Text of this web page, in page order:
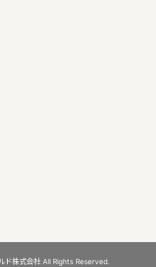
株式会社 All Rights Reserved.